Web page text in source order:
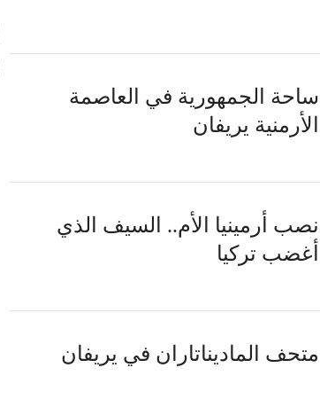
ساحة الجمهورية في العاصمة
الأرمنية يريفان
نصب أرمينيا الأم.. السيف الذي
أغضب تركيا
متحف الماديناتاران في يريفان